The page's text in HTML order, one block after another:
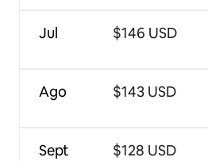
Jul
Ago
Sept
$146 USD
$143 USD
$128 USD